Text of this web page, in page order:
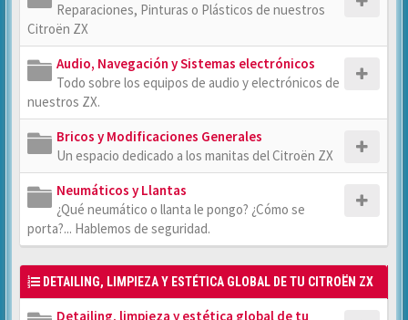
Reparaciones, Pinturas o Plásticos de nuestros
Citroën ZX
Audio, Navegación y Sistemas electrónicos
Todo sobre los equipos de audio y electrónicos de
nuestros ZX.
Bricos y Modificaciones Generales
Un espacio dedicado a los manitas del Citroën ZX
Neumáticos y Llantas
¿Qué neumático o llanta le pongo? ¿Cómo se
porta?... Hablemos de seguridad.
DETAILING, LIMPIEZA Y ESTÉTICA GLOBAL DE TU CITROËN ZX
Detailing, limpieza y estética global de tu